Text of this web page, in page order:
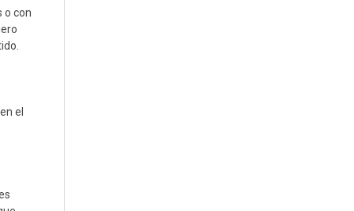
o con
el